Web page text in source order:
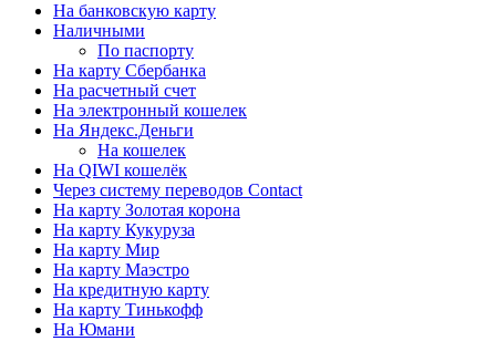
На банковскую карту
Наличными
По паспорту
На карту Сбербанка
На расчетный счет
На электронный кошелек
На Яндекс.Деньги
На кошелек
На QIWI кошелёк
Через систему переводов Contact
На карту Золотая корона
На карту Кукуруза
На карту Мир
На карту Маэстро
На кредитную карту
На карту Тинькофф
На Юмани